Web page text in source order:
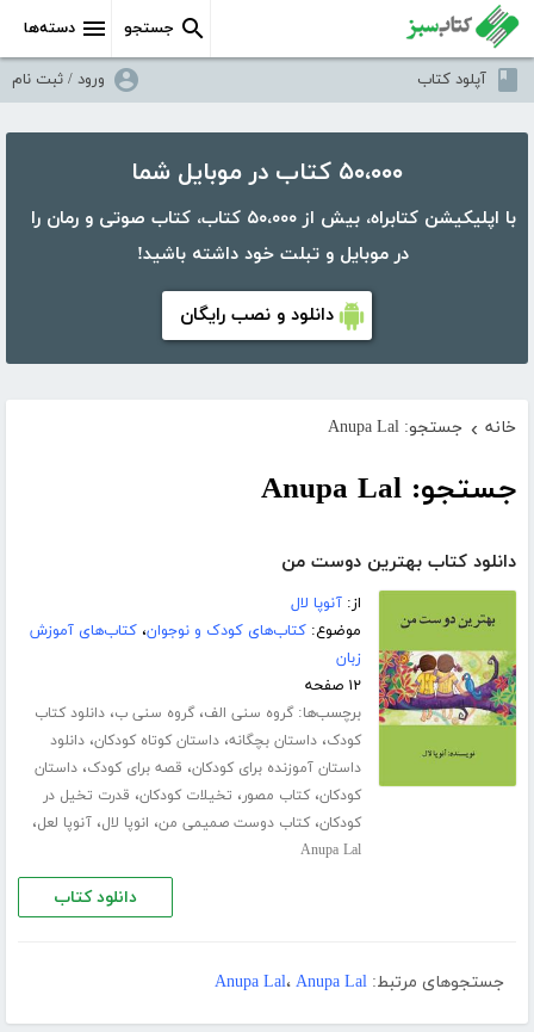
دسته‌ها جستجو
آپلود کتاب ورود / ثبت نام
۵۰،۰۰۰ کتاب در موبایل شما
با اپلیکیشن کتابراه، بیش از ۵۰،۰۰۰ کتاب، کتاب صوتی و رمان را
در موبایل و تبلت خود داشته باشید!
دانلود و نصب رایگان
خانه › جستجو: Anupa Lal
جستجو: Anupa Lal
دانلود کتاب بهترین دوست من
از:آنوپا لال
موضوع:کتاب‌های کودک و نوجوان،کتاب‌های آموزش
زبان
۱۲ صفحه
برچسب‌ها:گروه سنی الف،گروه سنی ب،دانلود کتاب
کودک،داستان بچگانه،داستان کوتاه کودکان،دانلود
داستان آموزنده برای کودکان، قصه برای کودک،داستان
کودکان،کتاب مصور، تخیلات کودکان، قدرت تخیل در
کودکان،کتاب دوست صمیمی من، انوپا لال،آنوپا لعل،
Anupa Lal
دانلود کتاب
جستجوهای مرتبط: Anupa Lal، Anupa Lal